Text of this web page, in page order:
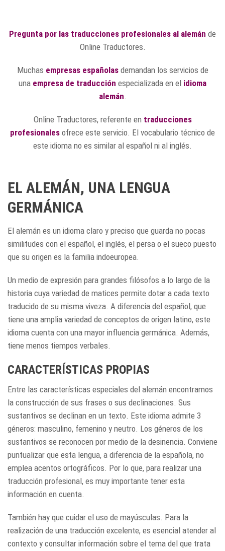
Pregunta por las traducciones profesionales al alemán de
Online Traductores.
Muchas empresas españolasdemandan los servicios de
una empresa de traducción especializada en el idioma
alemán.
Online Traductores, referente en traducciones
profesionales ofrece este servicio. El vocabulario técnico de
este idioma no es similar al español ni al inglés.
EL ALEMÁN, UNA LENGUA
GERMÁNICA
El alemán es un idioma claro y preciso que guarda no pocas
similitudes con el español, el inglés, el persa o el sueco puesto
que su origen es la familia indoeuropea.
Un medio de expresión para grandes filósofos a lo largo de la
historia cuya variedad de matices permite dotar a cada texto
traducido de su misma viveza. A diferencia del español, que
tiene una amplia variedad de conceptos de origen latino, este
idioma cuenta con una mayor influencia germánica. Además,
tiene menos tiempos verbales.
CARACTERÍSTICAS PROPIAS
Entre las características especiales del alemán encontramos
la construcción de sus frases o sus declinaciones. Sus
sustantivos se declinan en un texto. Este idioma admite 3
géneros: masculino, femenino y neutro. Los géneros de los
sustantivos se reconocen por medio de la desinencia. Conviene
puntualizar que esta lengua, a diferencia de la española, no
emplea acentos ortográficos. Por lo que, para realizar una
traducción profesional, es muy importante tener esta
información en cuenta.
También hay que cuidar el uso de mayúsculas. Para la
realización de una traducción excelente, es esencial atender al
contexto y consultar información sobre el tema del que trata